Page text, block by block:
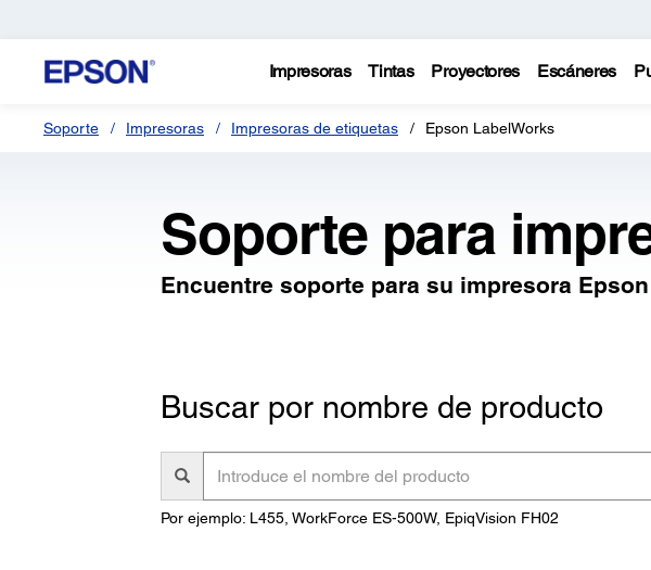
Impresoras Tintas Proyectores Escáneres
Soporte Impresoras Impresoras de etiquetas Epson LabelWorks
Soporte para
Encuentre soporte para su impresora Epson
Buscar por nombre de producto
nombre
Por ejemplo: L455, WorkForce ES-500W, EpiqVision FH02